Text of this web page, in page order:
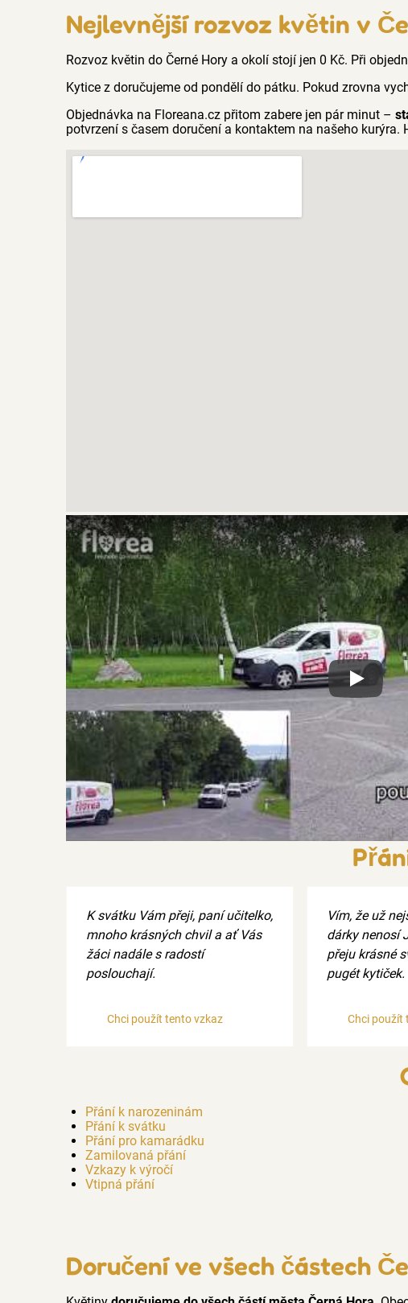
Nejlevnější rozvoz květin v
Rozvoz květin do Černé Hory a okolí stojí jen 0 Kč. Při
Kytice z doručujeme od pondělí do pátku. Pokud zrovna
Objednávka na Floreana.cz přitom zabere jen pár minut –
potvrzení s časem doručení a kontaktem na našeho kurýra.
Xxx
K svátku Vám přeji, paní učitelko,
mnoho krásných chvil a ať Vás
žáci nadále s radostí
poslouchají.
Chci použít tento vzkaz
Vím, že už
dárky nenosí
přeju krásné
pugét kytiček.
Chci použít
Přání k narozeninám
Přání k svátku
Přání pro kamarádku
Zamilovaná přání
Vzkazy k výročí
Vtipná přání
Doručení ve všech částech